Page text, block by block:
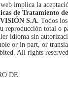
implica la
de Tratamiento
S.A. Todos
reproducción total o
idioma sin
or in part, or
All rights
DE: